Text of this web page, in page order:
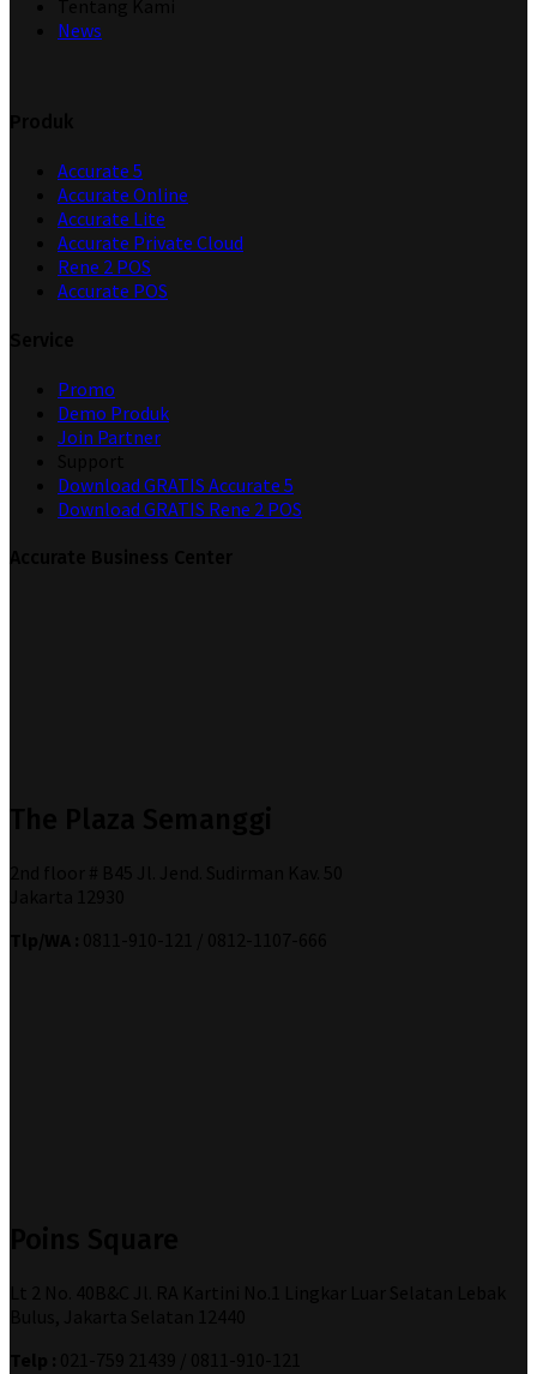
News
Accurate 5
Accurate Online
Accurate Lite
Accurate Private Cloud
Rene 2 POS
Accurate POS
Promo
Demo Produk
Join Partner
Download GRATIS Accurate 5
Download GRATIS Rene 2 POS